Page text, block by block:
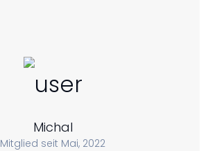
Michal
Mitglied seit Mai, 2022